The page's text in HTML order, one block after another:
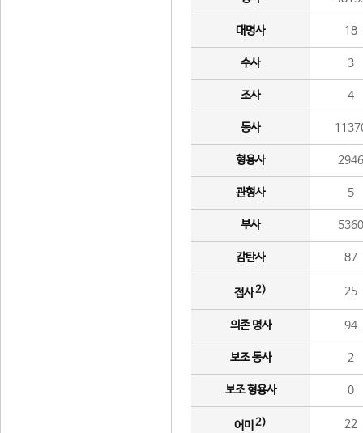
대명사 18
수사 3
조사 4
동사
형용사 2946
관형사 5
부사 5360
감탄사 87
접사2) 25
의존 명사 94
보조 동사 2
보조 형용사 0
어미 2) 22